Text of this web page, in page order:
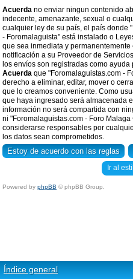
Acuerda no enviar ningun contenido
indecente, amenazante, sexual o
cualquier ley de su país, el país donde
- Foromalaguista" está instalado o
que sea inmediata y
notificación a su Proveedor de
los envíos son registradas como
Acuerda que "Foromalaguistas.com -
derecho a eliminar, editar, mover o
que lo creamos conveniente. Como
que haya ingresado será almacenada
información no será compartida con
ni "Foromalaguistas.com - Foro
considerarse responsables por
los datos sean comprometidos.
Ir al
Powered by phpBB © phpBB Group.
Índice general